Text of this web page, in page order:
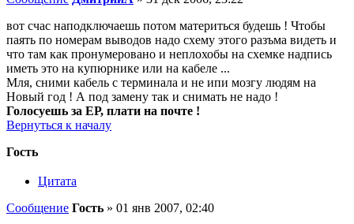
вот счас наподключаешь потом материться будешь ! Чтобы
паять по номерам выводов надо схему этого разъма видеть и
что там как пронумеровано и неплохобы на схемке надпись
иметь это на купюрнике или на кабеле ...
Мля, сними кабель с терминала и не ипи мозгу людям на
Новый год ! А под замену так и снимать не надо !
Голосуешь за ЕР, плати на почте !
Вернуться к началу
Гость
Цитата
Сообщение Гость » 01 янв 2007, 02:40